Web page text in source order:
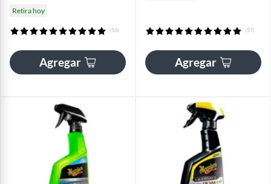
Retira hoy
(56)
Agregar
(57)
Agregar